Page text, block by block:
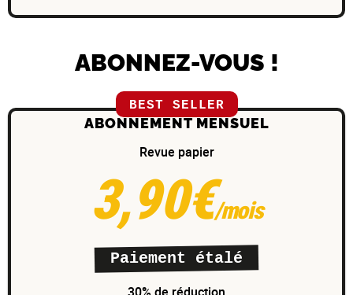
ABONNEZ-VOUS !
BEST SELLER
ABONNEMENT MENSUEL
Revue papier
3,90€/mois
Paiement étalé